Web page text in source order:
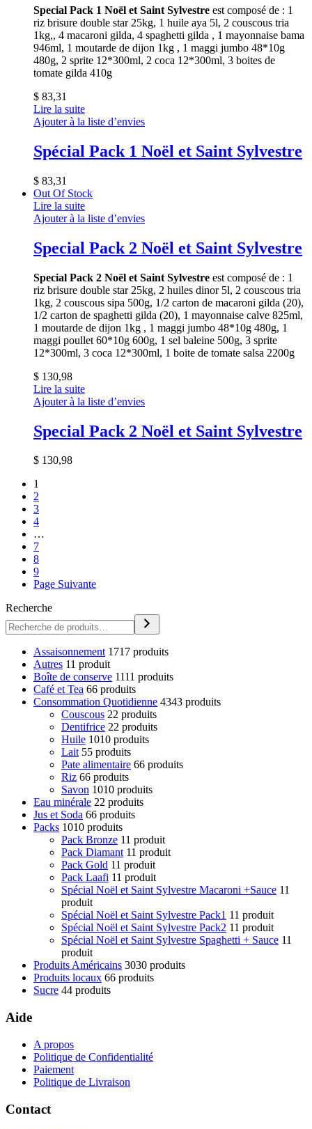
Special Pack 1 Noël et Saint Sylvestre est composé de : 1
riz brisure double star 25kg, 1 huile aya 5l, 2 couscous tria
1kg,, 4 macaroni gilda, 4 spaghetti gilda , 1 mayonnaise bama
946ml, 1 moutarde de dijon 1kg , 1 maggi jumbo 48*10g
480g, 2 sprite 12*300ml, 2 coca 12*300ml, 3 boites de
tomate gilda 410g
$ 83,31
Lire la suite
Ajouter à la liste d’envies
Spécial Pack 1 Noël et Saint Sylvestre
$ 83,31
Out Of Stock
Lire la suite
Ajouter à la liste d’envies
Special Pack 2 Noël et Saint Sylvestre
Special Pack 2 Noël et Saint Sylvestre est composé de : 1
riz brisure double star 25kg, 2 huiles dinor 5l, 2 couscous tria
1kg, 2 couscous sipa 500g, 1/2 carton de macaroni gilda (20),
1/2 carton de spaghetti gilda (20), 1 mayonnaise calve 825ml,
1 moutarde de dijon 1kg , 1 maggi jumbo 48*10g 480g, 1
maggi poullet 60*10g 600g, 1 sel baleine 500g, 3 sprite
12*300ml, 3 coca 12*300ml, 1 boite de tomate salsa 2200g
$ 130,98
Lire la suite
Ajouter à la liste d’envies
Special Pack 2 Noël et Saint Sylvestre
$ 130,98
1
2
3
4
…
7
8
9
Page Suivante
Recherche
Assaisonnement 1717 produits
Autres 11 produit
Boîte de conserve 1111 produits
Café et Tea 66 produits
Consommation Quotidienne 4343 produits
Couscous 22 produits
Dentifrice 22 produits
Huile 1010 produits
Lait 55 produits
Pate alimentaire 66 produits
Riz 66 produits
Savon 1010 produits
Eau minérale 22 produits
Jus et Soda 66 produits
Packs 1010 produits
Pack Bronze 11 produit
Pack Diamant 11 produit
Pack Gold 11 produit
Pack Laafi 11 produit
Spécial Noël et Saint Sylvestre Macaroni +Sauce 11
produit
Spécial Noël et Saint Sylvestre Pack1 11 produit
Spécial Noël et Saint Sylvestre Pack2 11 produit
Spécial Noël et Saint Sylvestre Spaghetti + Sauce 11
produit
Produits Américains 3030 produits
Produits locaux 66 produits
Sucre 44 produits
Aide
A propos
Politique de Confidentialité
Paiement
Politique de Livraison
Contact